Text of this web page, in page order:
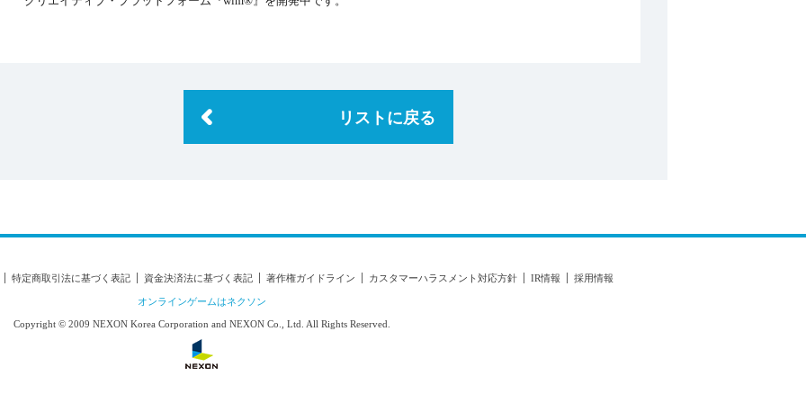
リストに戻る
特定商取引法に基づく表記 資金決済法に基づく表記 著作権ガイドライン カスタマーハラスメント対応方針 IR情報 採用情報
オンラインゲームはネクソン
Copyright © 2009 NEXON Korea Corporation and NEXON Co., Ltd. All Rights Reserved.